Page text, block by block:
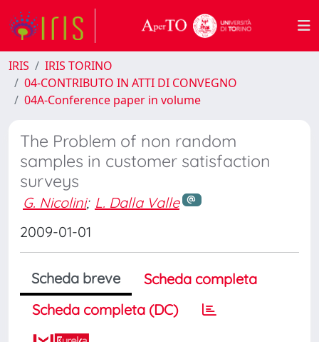
IRIS
IRIS TORINO
04-CONTRIBUTO IN ATTI DI CONVEGNO
04A-Conference paper in volume
The Problem of non random
samples in customer satisfaction
surveys
G. Nicolini; L. Dalla Valle
2009-01-01
Scheda breve
Scheda completa
Scheda completa (DC)